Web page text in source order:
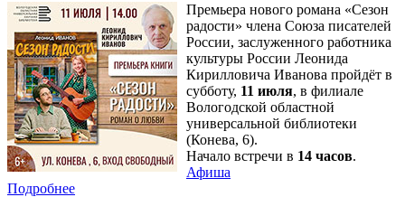
Премьера нового романа «Сезон
радости» члена Союза писателей
России, заслуженного работника
культуры России Леонида
Кирилловича Иванова пройдёт в
субботу, 11 июля, в филиале
Вологодской областной
универсальной библиотеки
(Конева, 6).
Начало встречи в 14 часов.
Афиша
Подробнее